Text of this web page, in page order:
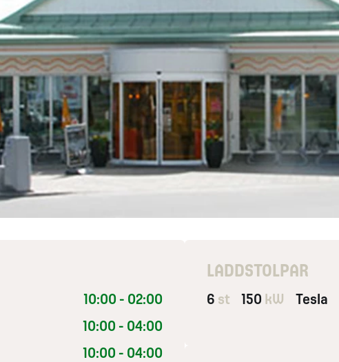
10:00 - 02:00
10:00 - 04:00
10:00 - 04:00
LADDSTOLPAR
6 st 150 kW Tesla